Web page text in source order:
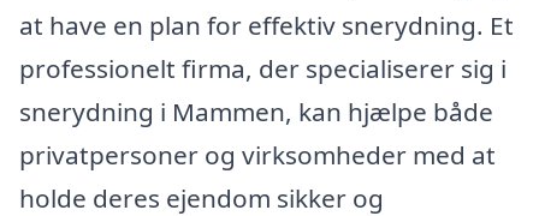
at have en plan for effektiv snerydning. Et
professionelt firma, der specialiserer sig i
snerydning i Mammen, kan hjælpe både
privatpersoner og virksomheder med at
holde deres ejendom sikker og